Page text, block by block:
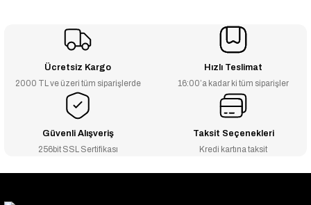
Ücretsiz Kargo
2000 TL ve üzeri tüm siparişlerde
Hızlı Teslimat
16:00’a kadar ki tüm siparişler
Güvenli Alışveriş
256bit SSL Sertifikası
Taksit Seçenekleri
Kredi kartına taksit